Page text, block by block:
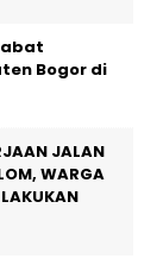
Bogor di
JALAN
WARGA